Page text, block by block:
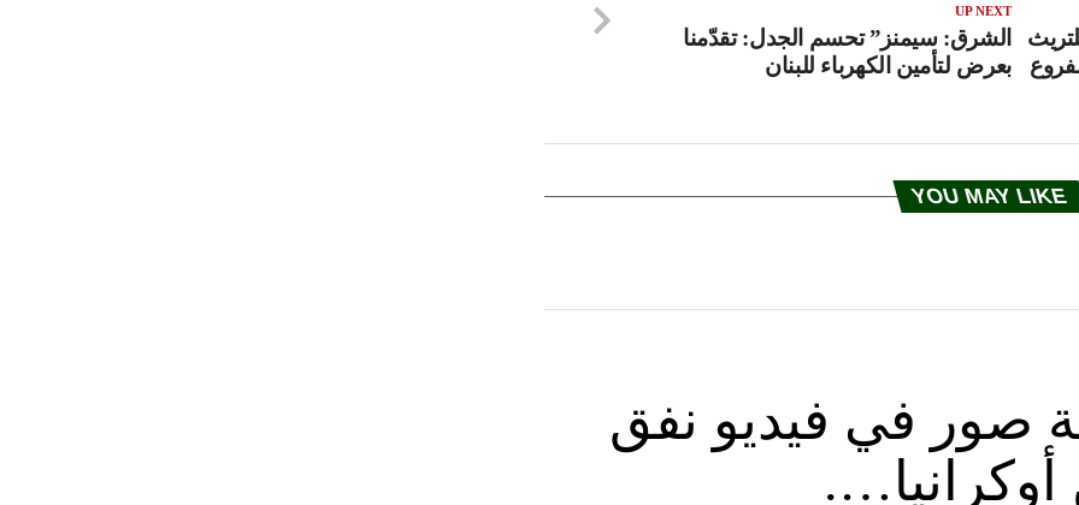
UP NEXT
الشرق: سيمنز” تحسم الجدل: تقدّمنا
بعرض لتأمين الكهرباء للبنان
في اللبنانية الفروع 2 للتريث
YOU MAY LIKE
صور في فيديو نفق